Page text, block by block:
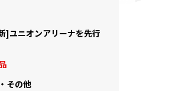
]ユニオンアリーナを先行
その他